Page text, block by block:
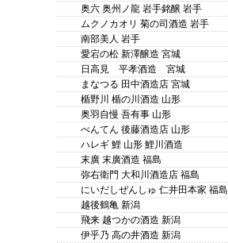
奥六 奥州ノ龍 岩手銘醸 岩手
ムクノカオリ 菊の司酒造 岩手
南部美人 岩手
愛宕の松 新澤醸造 宮城
日高見 平孝酒造 宮城
まなつる 田中酒造店 宮城
楯野川 楯の川酒造 山形
奥羽自慢 吾有事 山形
べんてん 後藤酒造店 山形
ハレギ 鯉 山形 鯉川酒造
末廣 末廣酒造 福島
弥右衛門 大和川酒造店 福島
にいだしぜんしゅ 仁井田本家 福島
越後鶴亀 新潟
飛来 越つかの酒造 新潟
伊乎乃 高の井酒造 新潟